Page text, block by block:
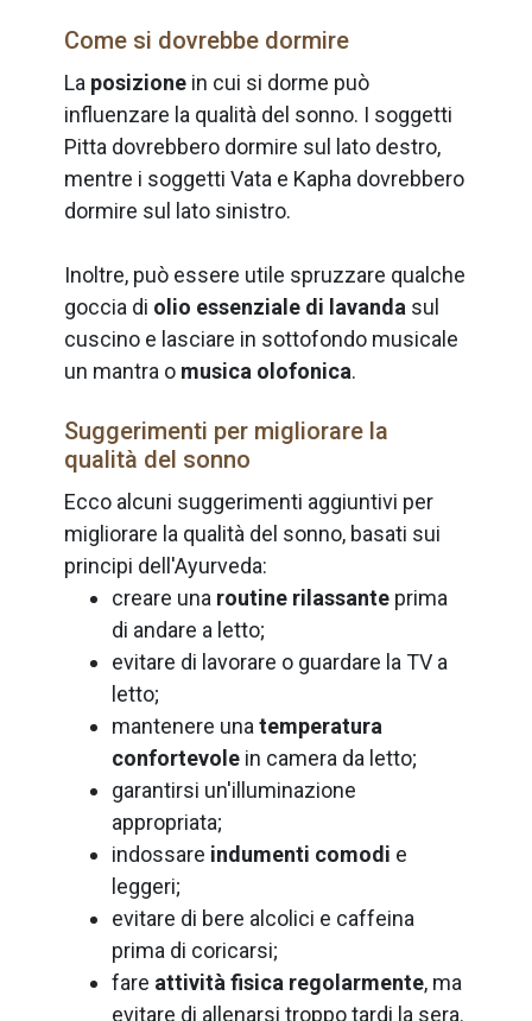
Come si dovrebbe dormire
La posizione in cui si dorme può
influenzare la qualità del sonno. I soggetti
Pitta dovrebbero dormire sul lato destro,
mentre i soggetti Vata e Kapha dovrebbero
dormire sul lato sinistro.
Inoltre, può essere utile spruzzare qualche
goccia di olio essenziale di lavanda sul
cuscino e lasciare in sottofondo musicale
un mantra o musica olofonica.
Suggerimenti per migliorare la
qualità del sonno
Ecco alcuni suggerimenti aggiuntivi per
migliorare la qualità del sonno, basati sui
principi dell'Ayurveda:
creare una routine rilassante prima
di andare a letto;
evitare di lavorare o guardare la TV a
letto;
mantenere una temperatura
confortevole in camera da letto;
garantirsi un'illuminazione
appropriata;
indossare indumenti comodi e
leggeri;
evitare di bere alcolici e caffeina
prima di coricarsi;
fare attività fisica regolarmente, ma
evitare di allenarsi troppo tardi la sera.